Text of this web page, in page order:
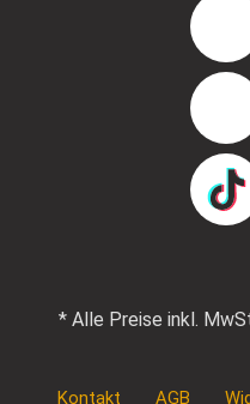
* Alle Preise inkl.
Kontakt AGB